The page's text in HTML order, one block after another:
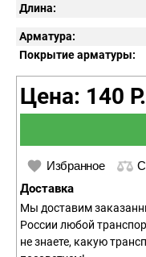
Длина:
Арматура:
Покрытие арматуры:
Цена: 140 Р.
Избранное
Доставка
Мы доставим
России любой
не знаете, какую